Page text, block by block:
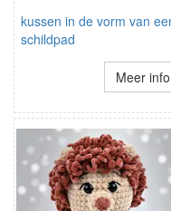
kussen in de vorm van
schildpad
Meer info